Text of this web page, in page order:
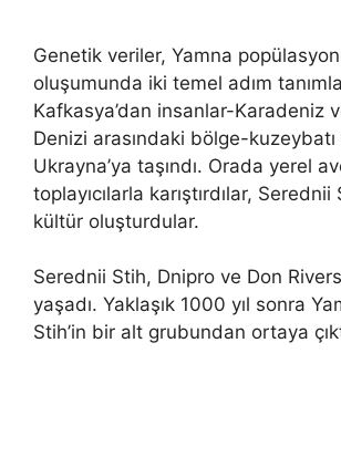
Genetik veriler, Yamna
oluşumunda iki temel adım
Kafkasya’dan insanlar-Karadeniz
Denizi arasındaki bölge-
Ukrayna’ya taşındı. Orada yerel
toplayıcılarla karıştırdılar,
kültür oluşturdular.
Serednii Stih, Dnipro ve Don
yaşadı. Yaklaşık 1000 yıl sonra
Stih’in bir alt grubundan ortaya